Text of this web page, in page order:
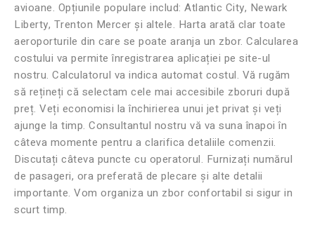
avioane. Opțiunile populare includ: Atlantic City, Newark
Liberty, Trenton Mercer și altele. Harta arată clar toate
aeroporturile din care se poate aranja un zbor. Calcularea
costului va permite înregistrarea aplicației pe site-ul
nostru. Calculatorul va indica automat costul. Vă rugăm
să rețineți că selectam cele mai accesibile zboruri după
preț. Veți economisi la închirierea unui jet privat și veți
ajunge la timp. Consultantul nostru vă va suna înapoi în
câteva momente pentru a clarifica detaliile comenzii.
Discutați câteva puncte cu operatorul. Furnizați numărul
de pasageri, ora preferată de plecare și alte detalii
importante. Vom organiza un zbor confortabil si sigur in
scurt timp.